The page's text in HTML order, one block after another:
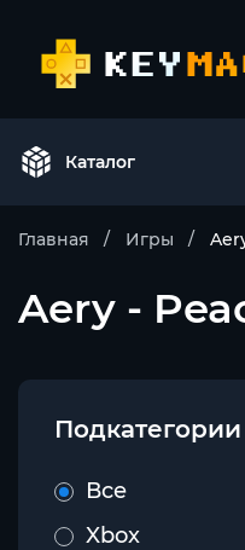
Каталог
Главная Игры
Aery -
Подкатегории
Все
Xbox